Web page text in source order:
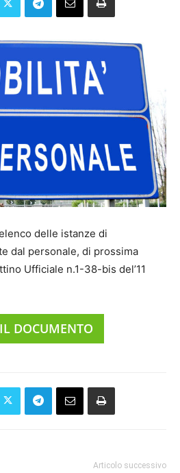
delle istanze di
dal personale, di prossima
Ufficiale n.1-38-bis del’11
DOCUMENTO
Articolo successivo